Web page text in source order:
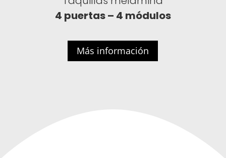
4 puertas – 4 módulos
Más información